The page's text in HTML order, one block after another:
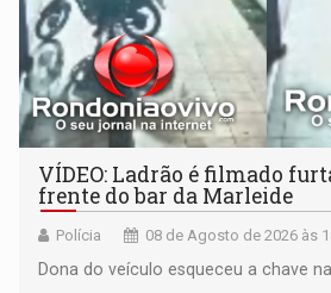
VÍDEO: Ladrão é filmado
frente do bar da Marleide
Polícia 08 de Agosto de 2026 às
Dona do veículo esqueceu a chave